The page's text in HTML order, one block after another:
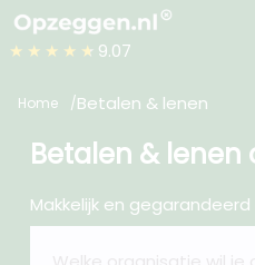
★★★★★ 9.07
Home Betalen & lenen
Betalen & lenen
Makkelijk en